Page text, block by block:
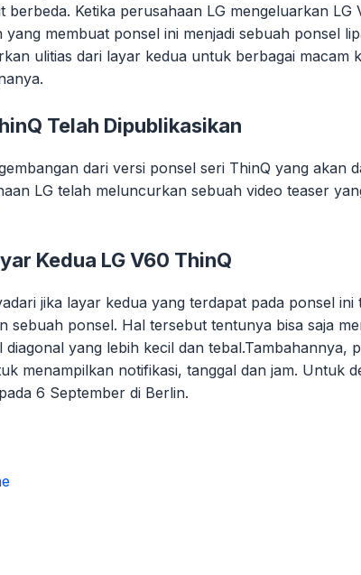
berbeda. Ketika perusahaan LG mengeluarkan
membuat ponsel ini menjadi sebuah ponsel
ulitias dari layar kedua untuk berbagai
Telah Dipublikasikan
dari versi ponsel seri ThinQ yang akan
LG telah meluncurkan sebuah video teaser
Kedua LG V60 ThinQ
jika layar kedua yang terdapat pada ponsel
sebuah ponsel. Hal tersebut tentunya bisa saja
yang lebih kecil dan tebal.Tambahannya,
menampilkan notifikasi, tanggal dan jam. Untuk
6 September di Berlin.